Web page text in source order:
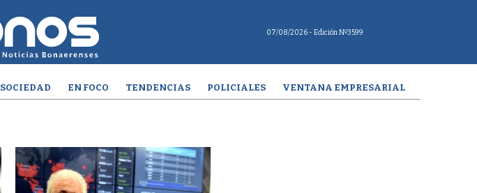
07/08/2026 - Edición Nº3599
SOCIEDAD EN FOCO TENDENCIAS POLICIALES VENTANA EMPRESARIAL